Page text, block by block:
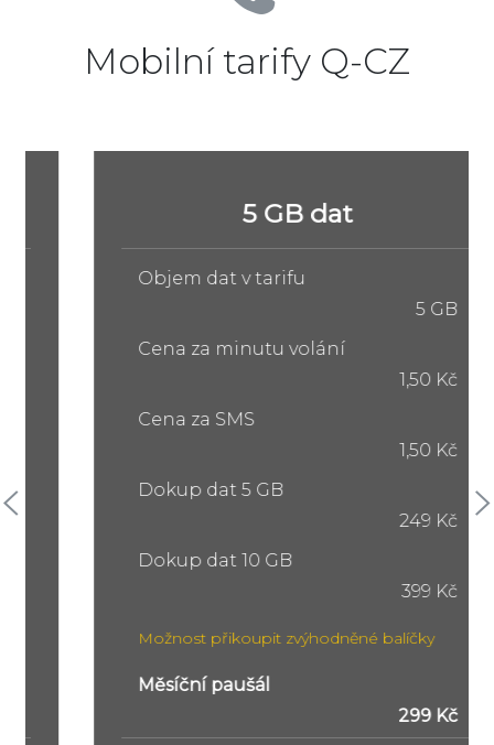
Mobilní tarify Q-CZ
5 GB dat
Objem dat v tarifu
Cena za minutu volání
1,50 Kč
Cena za SMS
1,50 Kč
Dokup dat 5 GB
249 Kč
Dokup dat 10 GB
399 Kč
Možnost přikoupit zvýhodněné balíčky
Měsíční paušál
299 Kč